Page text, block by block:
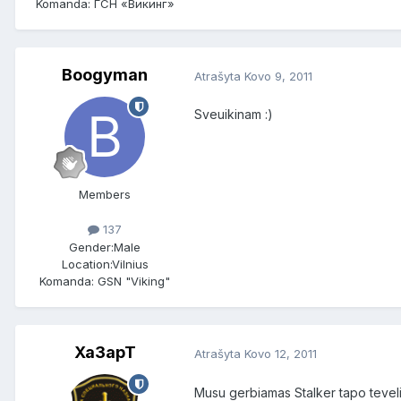
Komanda: ГСН «Викинг»
Boogyman
Members
137
Gender:Male
Location:Vilnius
Komanda: GSN "Viking"
Atrašyta Kovo 9, 2011
Sveuikinam :)
Xa3apT Atrašyta Kovo 12, 2011
Musu gerbiamas Stalker tapo